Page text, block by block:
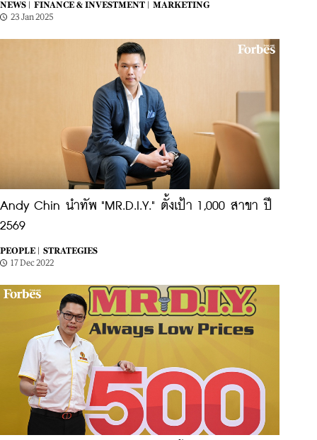
NEWS | FINANCE & INVESTMENT |
MARKETING
23 Jan 2025
Andy Chin นำทัพ "MR.D.I.Y." ตั้งเป้า 1,000 สาขา ปี
2569
PEOPLE |
STRATEGIES
17 Dec 2022